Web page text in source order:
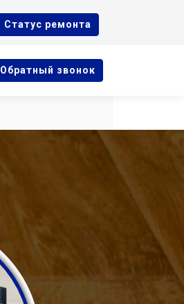
Cтатус ремонта
Oбратный звонок